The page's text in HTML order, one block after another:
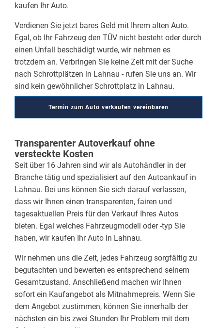
kaufen Ihr Auto.
Verdienen Sie jetzt bares Geld mit Ihrem alten Auto.
Egal, ob Ihr Fahrzeug den TÜV nicht besteht oder durch
einen Unfall beschädigt wurde, wir nehmen es
trotzdem an. Verbringen Sie keine Zeit mit der Suche
nach Schrottplätzen in Lahnau - rufen Sie uns an. Wir
sind kein gewöhnlicher Schrottplatz in Lahnau.
Termin zum Auto verkaufen vereinbaren
Transparenter Autoverkauf ohne
versteckte Kosten
Seit über 16 Jahren sind wir als Autohändler in der
Branche tätig und spezialisiert auf den Autoankauf in
Lahnau. Bei uns können Sie sich darauf verlassen,
dass wir Ihnen einen transparenten, fairen und
tagesaktuellen Preis für den Verkauf Ihres Autos
bieten. Egal welches Fahrzeugmodell oder -typ Sie
haben, wir kaufen Ihr Auto in Lahnau.
Wir nehmen uns die Zeit, jedes Fahrzeug sorgfältig zu
begutachten und bewerten es entsprechend seinem
Gesamtzustand. Anschließend machen wir Ihnen
sofort ein Kaufangebot als Mitnahmepreis. Wenn Sie
dem Angebot zustimmen, können Sie innerhalb der
nächsten ein bis zwei Stunden Ihr Problem mit dem